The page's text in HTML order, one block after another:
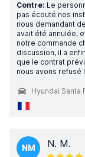
Contre: Le
pas écouté nos
nous demandant
avait été annulée,
notre commande
discussion, il a
que le contrat
nous avons
Hyundai Santa
NM N. M.